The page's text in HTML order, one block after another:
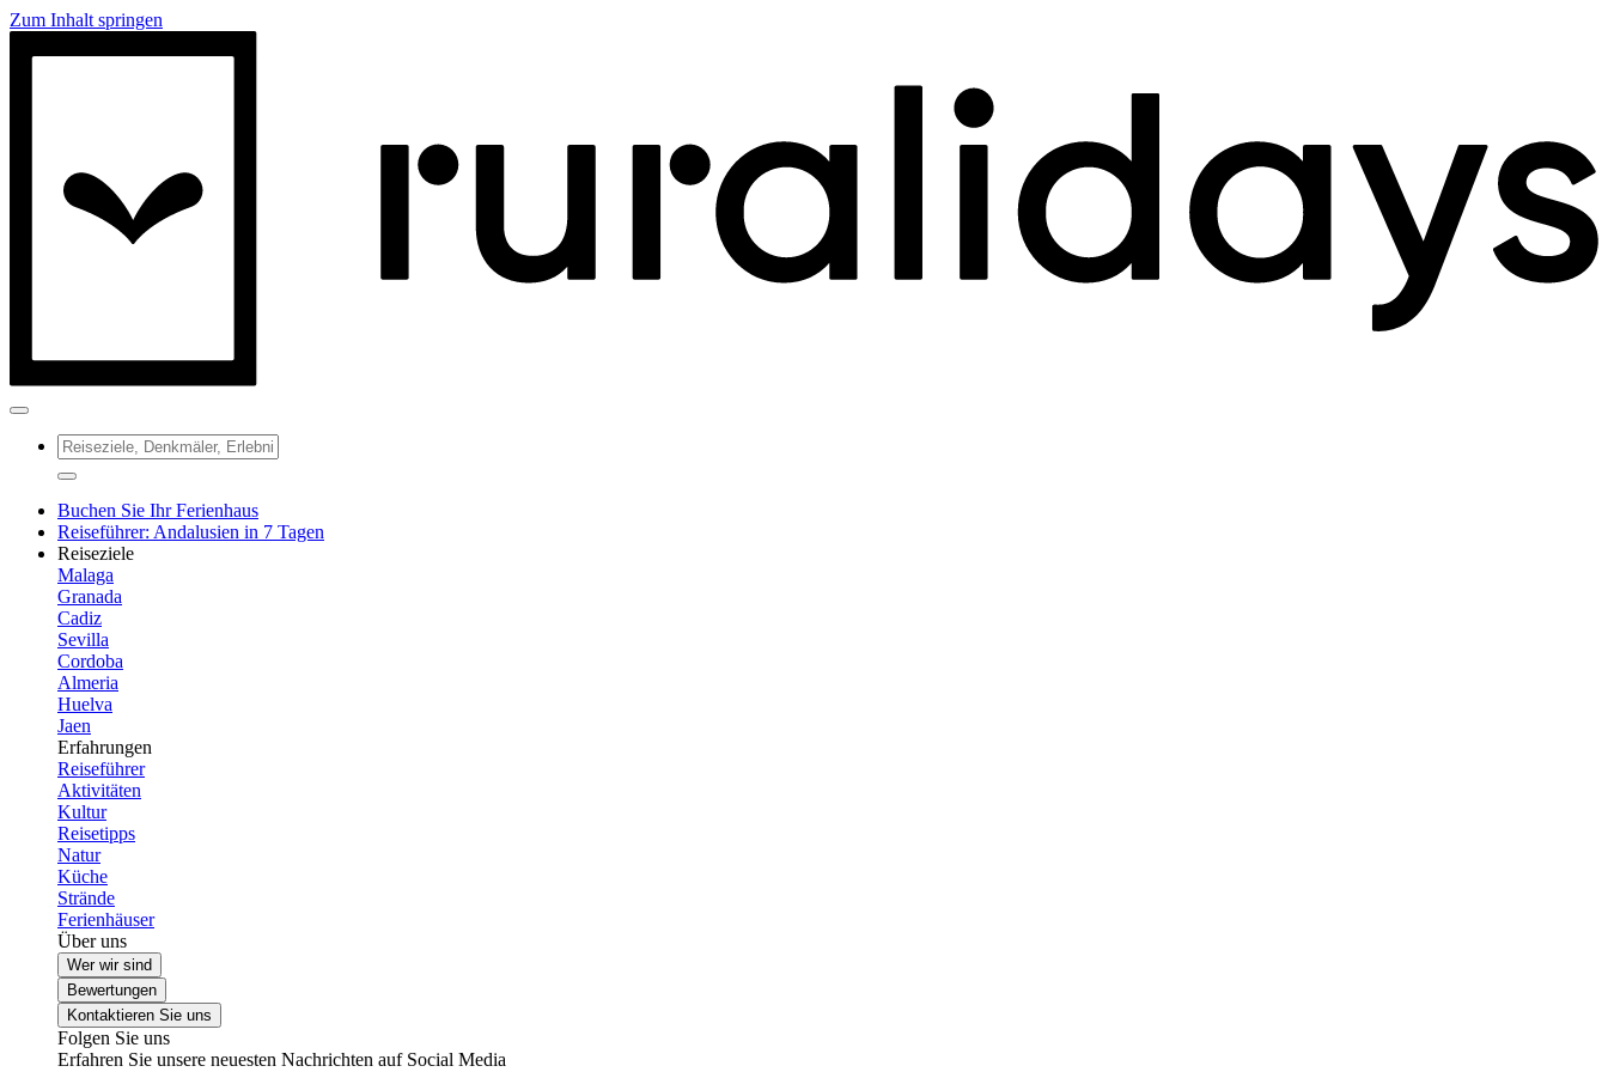
Zum Inhalt springen
Buchen Sie Ihr Ferienhaus
Reiseführer: Andalusien in 7 Tagen
Reiseziele
Malaga
Granada
Cadiz
Sevilla
Cordoba
Almeria
Huelva
Jaen
Erfahrungen
Reiseführer
Aktivitäten
Kultur
Reisetipps
Natur
Küche
Strände
Ferienhäuser
Über uns
Wer wir sind
Bewertungen
Kontaktieren Sie uns
Folgen Sie uns
Erfahren Sie unsere neuesten Nachrichten auf Social Media